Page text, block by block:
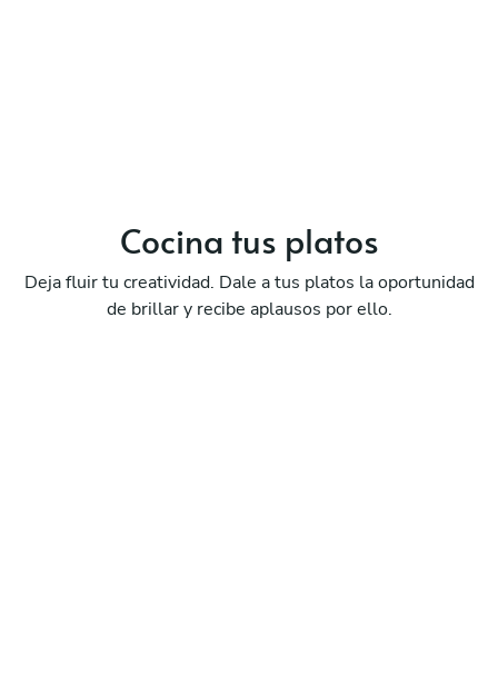
Cocina tus platos
Deja fluir tu creatividad. Dale a tus platos la oportunidad
de brillar y recibe aplausos por ello.